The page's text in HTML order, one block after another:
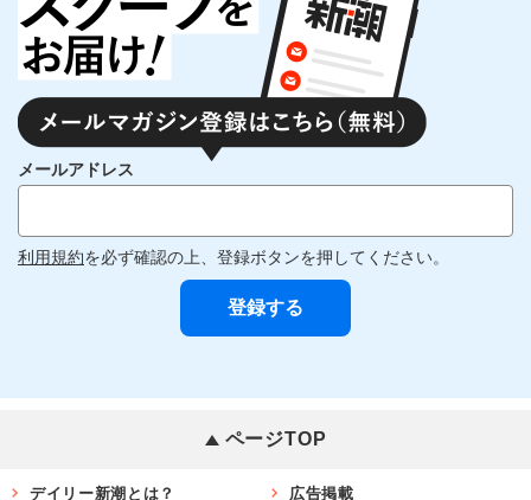
メールアドレス
利用規約を必ず確認の上、登録ボタンを押してください。
ページTOP
デイリー新潮とは？ 広告掲載